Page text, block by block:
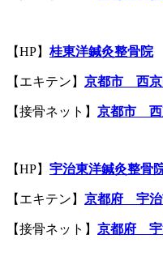
【HP】 桂東洋鍼灸整骨院
【エキテン】 京都市 西
【接骨ネット】 京都市 西
【HP】 宇治東洋鍼灸整骨
【エキテン】 京都府 宇治
【接骨ネット】 京都府 宇